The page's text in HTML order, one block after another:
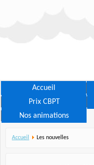
Accueil
Prix CBPT
Nos animations
Accueil Les nouvelles